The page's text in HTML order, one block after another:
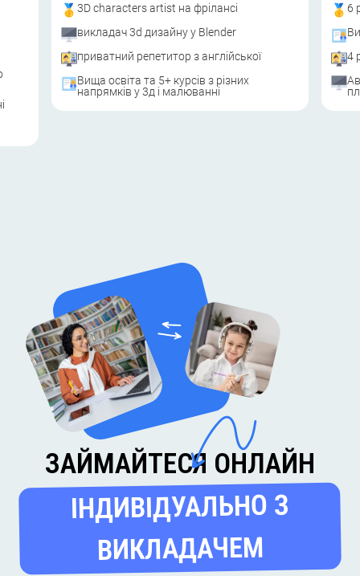
3D characters artist на фрілансі
викладач 3d дизайну у Blender
приватний репетитор з англійської
Вища освіта та 5+ курсів з різних
напрямків у 3д і малюванні
6
4
ЗАЙМАЙТЕСЯ ОНЛАЙН
ІНДИВІДУАЛЬНО З
ВИКЛАДАЧЕМ